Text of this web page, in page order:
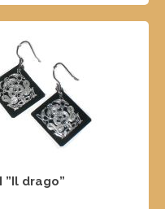
”Il drago”